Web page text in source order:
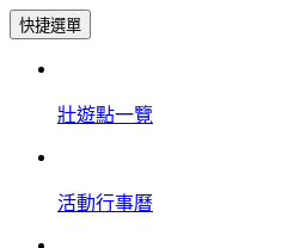
快捷選單
壯遊點一覽
活動行事曆